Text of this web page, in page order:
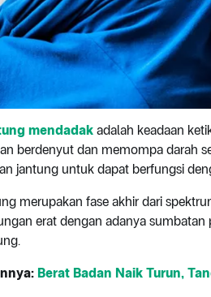
mendadak adalah keadaan
berdenyut dan memompa darah
jantung untuk dapat berfungsi
merupakan fase akhir dari
erat dengan adanya
Berat Badan Naik Turun,